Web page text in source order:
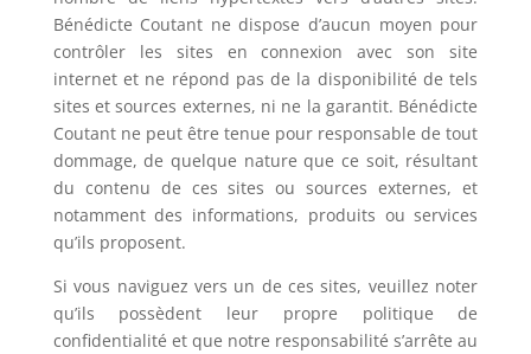
Bénédicte Coutant ne dispose d’aucun moyen pour
contrôler les sites en connexion avec son site
internet et ne répond pas de la disponibilité de tels
sites et sources externes, ni ne la garantit. Bénédicte
Coutant ne peut être tenue pour responsable de tout
dommage, de quelque nature que ce soit, résultant
du contenu de ces sites ou sources externes, et
notamment des informations, produits ou services
qu’ils proposent.
Si vous naviguez vers un de ces sites, veuillez noter
qu’ils possèdent leur propre politique de
confidentialité et que notre responsabilité s’arrête au